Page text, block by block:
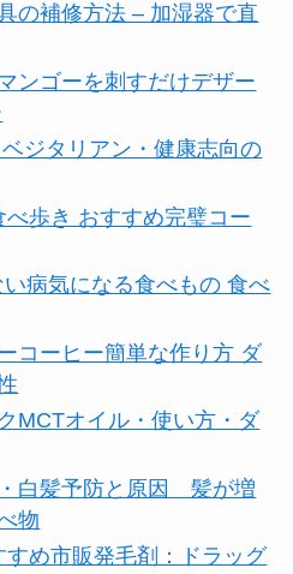
の補修方法 – 加湿器で直
ンゴーを刺すだけデザー
ジタリアン・健康志向の
歩き おすすめ完璧コー
病気になる食べもの 食べ
コーヒー簡単な作り方 ダ
MCTオイル・使い方・ダ
白髪予防と原因 髪が増
物
め市販発毛剤：ドラッグ